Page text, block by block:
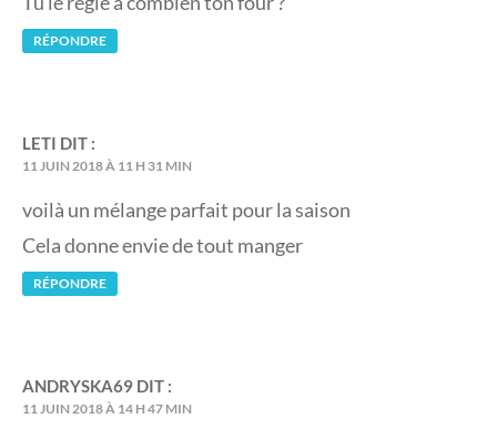
RÉPONDRE
LETI DIT :
11 JUIN 2018 À 11 H 31 MIN
voilà un mélange parfait pour la saison
Cela donne envie de tout manger
RÉPONDRE
ANDRYSKA69 DIT :
11 JUIN 2018 À 14 H 47 MIN